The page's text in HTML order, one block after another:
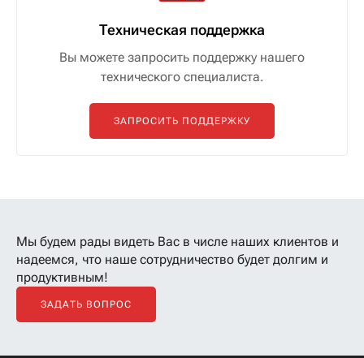
Техническая поддержка
Вы можете запросить поддержку нашего
технического специалиста.
ЗАПРОСИТЬ ПОДДЕРЖКУ
Мы будем рады видеть Вас в числе наших клиентов и
надеемся, что наше сотрудничество будет долгим и
продуктивным!
ЗАДАТЬ ВОПРОС